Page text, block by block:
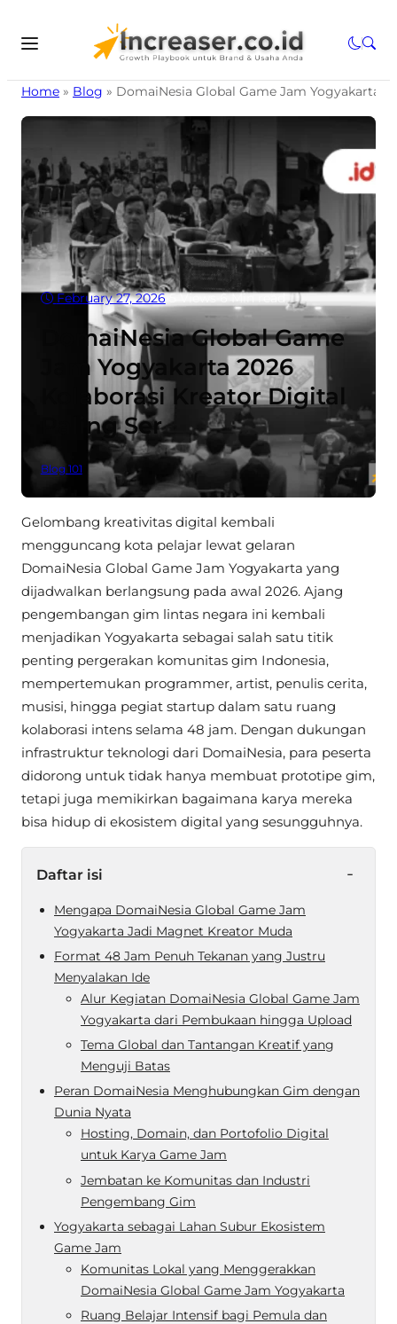
Home » Blog » DomaiNesia Global Game Jam Yogyakarta
February 27, 2026•5Views•6 Min read
DomaiNesia Global Game
Jam Yogyakarta 2026
Kolaborasi Kreator Digital
Paling Ser
Blog 101
Gelombang kreativitas digital kembali
mengguncang kota pelajar lewat gelaran
DomaiNesia Global Game Jam Yogyakarta yang
dijadwalkan berlangsung pada awal 2026. Ajang
pengembangan gim lintas negara ini kembali
menjadikan Yogyakarta sebagai salah satu titik
penting pergerakan komunitas gim Indonesia,
mempertemukan programmer, artist, penulis cerita,
musisi, hingga pegiat startup dalam satu ruang
kolaborasi intens selama 48 jam. Dengan dukungan
infrastruktur teknologi dari DomaiNesia, para peserta
didorong untuk tidak hanya membuat prototipe gim,
tetapi juga memikirkan bagaimana karya mereka
bisa hidup di ekosistem digital yang sesungguhnya.
Daftar isi -
Mengapa DomaiNesia Global Game Jam
Yogyakarta Jadi Magnet Kreator Muda
Format 48 Jam Penuh Tekanan yang Justru
Menyalakan Ide
Alur Kegiatan DomaiNesia Global Game Jam
Yogyakarta dari Pembukaan hingga Upload
Tema Global dan Tantangan Kreatif yang
Menguji Batas
Peran DomaiNesia Menghubungkan Gim dengan
Dunia Nyata
Hosting, Domain, dan Portofolio Digital
untuk Karya Game Jam
Jembatan ke Komunitas dan Industri
Pengembang Gim
Yogyakarta sebagai Lahan Subur Ekosistem
Game Jam
Komunitas Lokal yang Menggerakkan
DomaiNesia Global Game Jam Yogyakarta
Ruang Belajar Intensif bagi Pemula dan